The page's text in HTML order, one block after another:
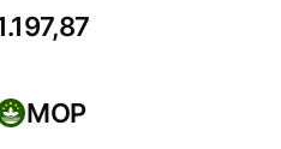
MOP